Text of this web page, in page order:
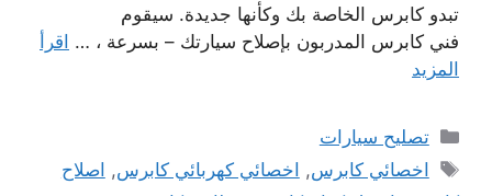
تبدو كابرس الخاصة بك وكأنها جديدة. سيقوم
فني كابرس المدربون بإصلاح سيارتك – بسرعة ، … اقرأ
المزيد
التصنيفات
تصليح سيارات
الوسوم
اخصائي كابرس, اخصائي كهربائي كابرس, اصلاح